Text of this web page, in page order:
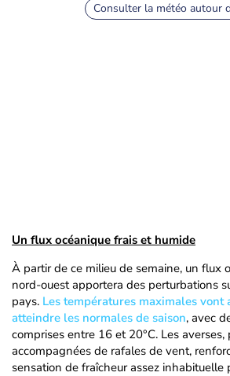
Consulter la météo autour
Un flux océanique frais et humide
À partir de ce milieu de semaine, un flux
nord-ouest apportera des perturbations
pays. Les températures maximales vont
atteindre les normales de saison, avec
comprises entre 16 et 20°C. Les averses,
accompagnées de rafales de vent,
sensation de fraîcheur assez inhabituelle